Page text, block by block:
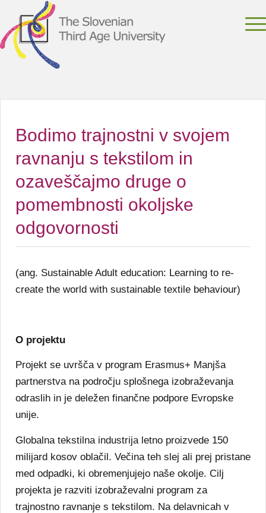
Bodimo trajnostni v svojem
ravnanju s tekstilom in
ozaveščajmo druge o
pomembnosti okoljske
odgovornosti
(ang. Sustainable Adult education: Learning to re-
create the world with sustainable textile behaviour)
O projektu
Projekt se uvršča v program Erasmus+ Manjša
partnerstva na področju splošnega izobraževanja
odraslih in je deležen finančne podpore Evropske
unije.
Globalna tekstilna industrija letno proizvede 150
milijard kosov oblačil. Večina teh slej ali prej pristane
med odpadki, ki obremenjujejo naše okolje. Cilj
projekta je razviti izobraževalni program za
trajnostno ravnanje s tekstilom. Na delavnicah v